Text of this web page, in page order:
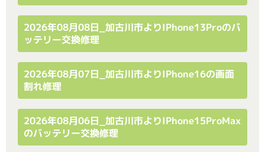
2026年08月08日_加古川市よりiPhone13Proのバ
ッテリー交換修理
2026年08月07日_加古川市よりiPhone16の画面
割れ修理
2026年08月06日_加古川市よりiPhone15ProMax
のバッテリー交換修理